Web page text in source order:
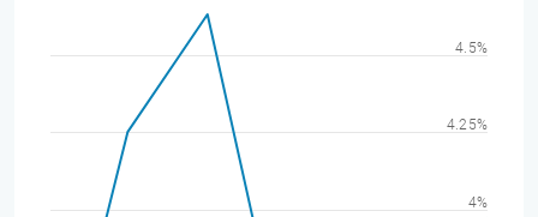
4%
4.25%
4.5%